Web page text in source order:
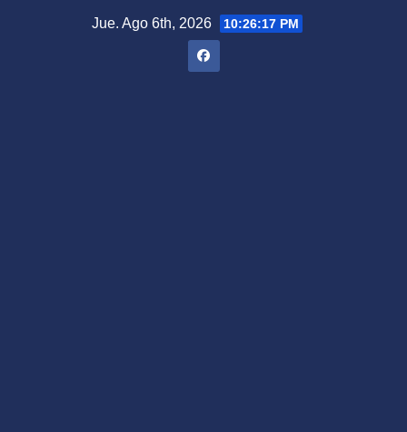
Jue. Ago 6th, 2026 10:26:18 PM